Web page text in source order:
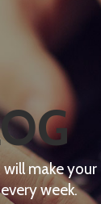
make your
week.